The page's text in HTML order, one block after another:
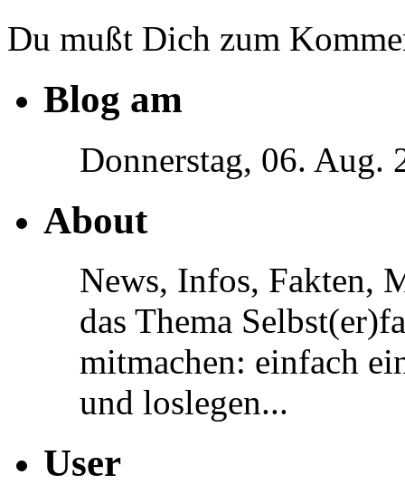
Du mußt Dich zum
Blog am
Donnerstag, 06. Aug.
About
News, Infos, Fakten,
das Thema
mitmachen: einfach
und loslegen...
User